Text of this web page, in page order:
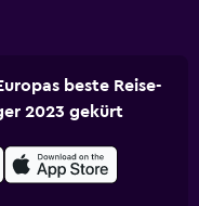
beste Reise-
2023 gekürt